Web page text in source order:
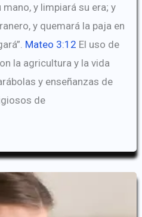
y limpiará su era; y
y quemará la paja en
Mateo 3:12 El uso de
la agricultura y la vida
y enseñanzas de
de